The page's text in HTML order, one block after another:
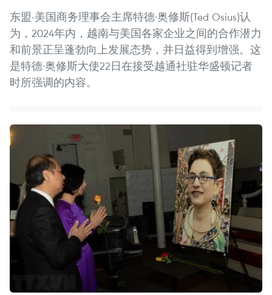
东盟-美国商务理事会主席特德·奥修斯(Ted Osius)认
为，2024年内，越南与美国各家企业之间的合作潜力
和前景正呈蓬勃向上发展态势，并日益得到增强。这
是特德·奥修斯大使22日在接受越通社驻华盛顿记者
时所强调的内容。